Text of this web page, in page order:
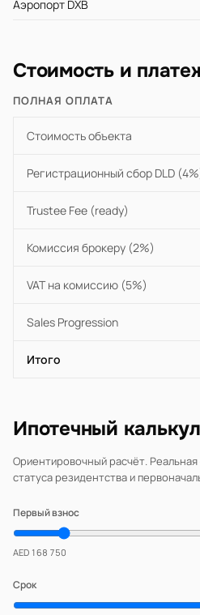
Аэропорт DXB
Стоимость и
ПОЛНАЯ ОПЛАТА
Стоимость объекта
Регистрационный сбор DLD
Trustee Fee (ready)
Комиссия брокеру (2%)
VAT на комиссию (5%)
Sales Progression
Итого
Ипотечный
Ориентировочный расчёт. Реальная
статуса резидентства и
Первый взнос
AED 168 750
Срок